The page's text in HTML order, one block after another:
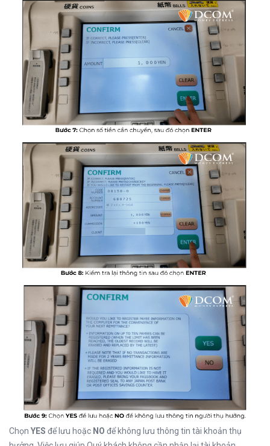
Chọn YES để lưu hoặc NO để không lưu thông tin tài khoản thụ